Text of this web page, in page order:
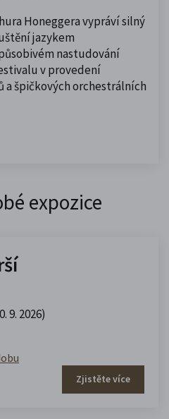
Honeggera vypráví silný
jazykem
nastudování
v provedení
a špičkových orchestrálních
expozice
9. 2026)
Zjistěte více